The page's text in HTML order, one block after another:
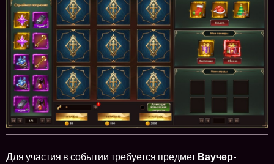
Для участия в событии требуется предмет Ваучер-